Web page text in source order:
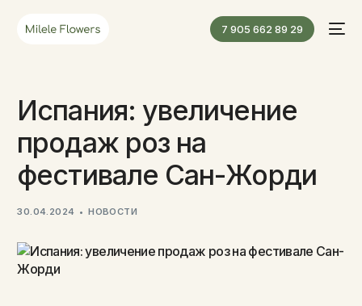
7 905 662 89 29
Испания: увеличение
продаж роз на
фестивале Сан-Жорди
30.04.2024 НОВОСТИ